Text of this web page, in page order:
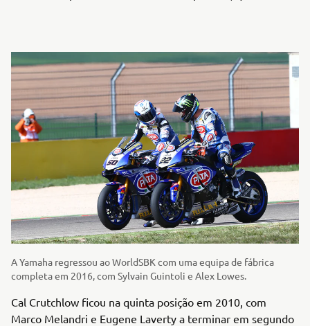
A Yamaha regressou ao WorldSBK com uma equipa de fábrica
completa em 2016, com Sylvain Guintoli e Alex Lowes.
Cal Crutchlow ficou na quinta posição em 2010, com
Marco Melandri e Eugene Laverty a terminar em segundo